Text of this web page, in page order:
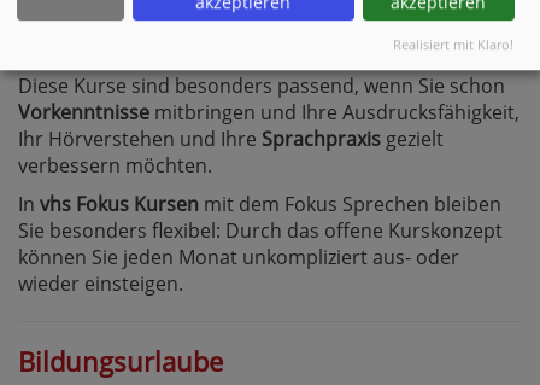
Wortschatz und gewinnen mehr Sicherheit in
Diese Kurse sind besonders passend, wenn Sie schon
Vorkenntnisse mitbringen und Ihre Ausdrucksfähigkeit,
Ihr Hörverstehen und Ihre Sprachpraxis gezielt
verbessern möchten.
In vhs Fokus Kursen mit dem Fokus Sprechen bleiben
Sie besonders flexibel: Durch das offene Kurskonzept
können Sie jeden Monat unkompliziert aus- oder
wieder einsteigen.
Bildungsurlaube
Realisiert mit Klaro!